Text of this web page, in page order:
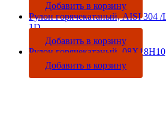
Добавить в корзину
Рулон горячекатаный, AISI 304
1D
Добавить в корзину
Рулон горячекатаный,
Добавить в корзину